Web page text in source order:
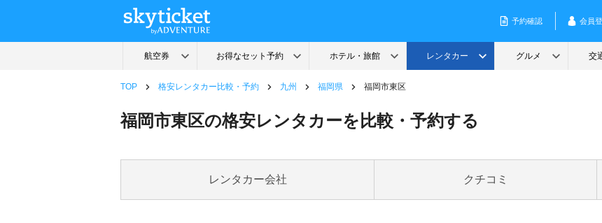
TOP 格安レンタカー比較・予約 九州 福岡県 福岡市東区
福岡市東区の格安レンタカーを比較・予約する
レンタカー会社 クチコミ